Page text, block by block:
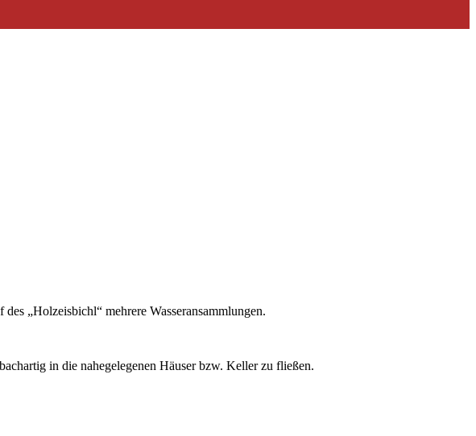
„Holzeisbichl“ mehrere Wasseransammlungen.
in die nahegelegenen Häuser bzw. Keller zu fließen.